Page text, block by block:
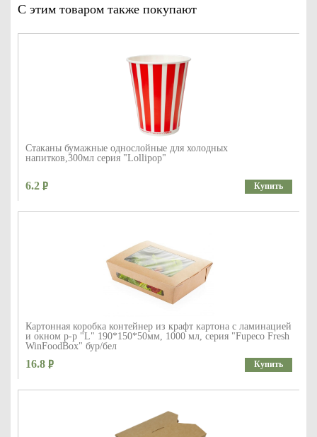
С этим товаром также покупают
Стаканы бумажные однослойные для холодных
напитков,300мл серия "Lollipop"
6.2 Купить
Картонная коробка контейнер из крафт картона с ламинацией
и окном р-р "L" 190*150*50мм, 1000 мл, серия "Fupeco Fresh
WinFoodBox" бур/бел
16.8 Купить